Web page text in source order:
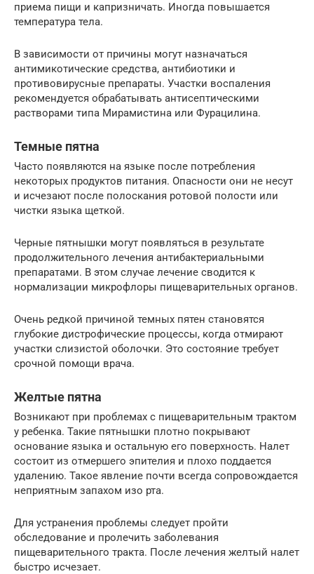
приема пищи и капризничать. Иногда повышается
температура тела.
В зависимости от причины могут назначаться
антимикотические средства, антибиотики и
противовирусные препараты. Участки воспаления
рекомендуется обрабатывать антисептическими
растворами типа Мирамистина или Фурацилина.
Темные пятна
Часто появляются на языке после потребления
некоторых продуктов питания. Опасности они не несут
и исчезают после полоскания ротовой полости или
чистки языка щеткой.
Черные пятнышки могут появляться в результате
продолжительного лечения антибактериальными
препаратами. В этом случае лечение сводится к
нормализации микрофлоры пищеварительных органов.
Очень редкой причиной темных пятен становятся
глубокие дистрофические процессы, когда отмирают
участки слизистой оболочки. Это состояние требует
срочной помощи врача.
Желтые пятна
Возникают при проблемах с пищеварительным трактом
у ребенка. Такие пятнышки плотно покрывают
основание языка и остальную его поверхность. Налет
состоит из отмершего эпителия и плохо поддается
удалению. Такое явление почти всегда сопровождается
неприятным запахом изо рта.
Для устранения проблемы следует пройти
обследование и пролечить заболевания
пищеварительного тракта. После лечения желтый налет
быстро исчезает.